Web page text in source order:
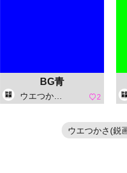
BG青
ウエつかさ(鋭画計画) 2
ウエつかさ(鋭